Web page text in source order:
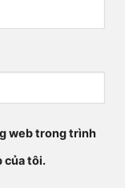
web trong trình
của tôi.